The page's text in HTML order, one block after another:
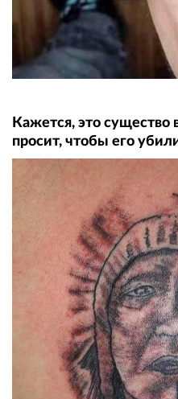
Кажется, это
просит, чтобы его